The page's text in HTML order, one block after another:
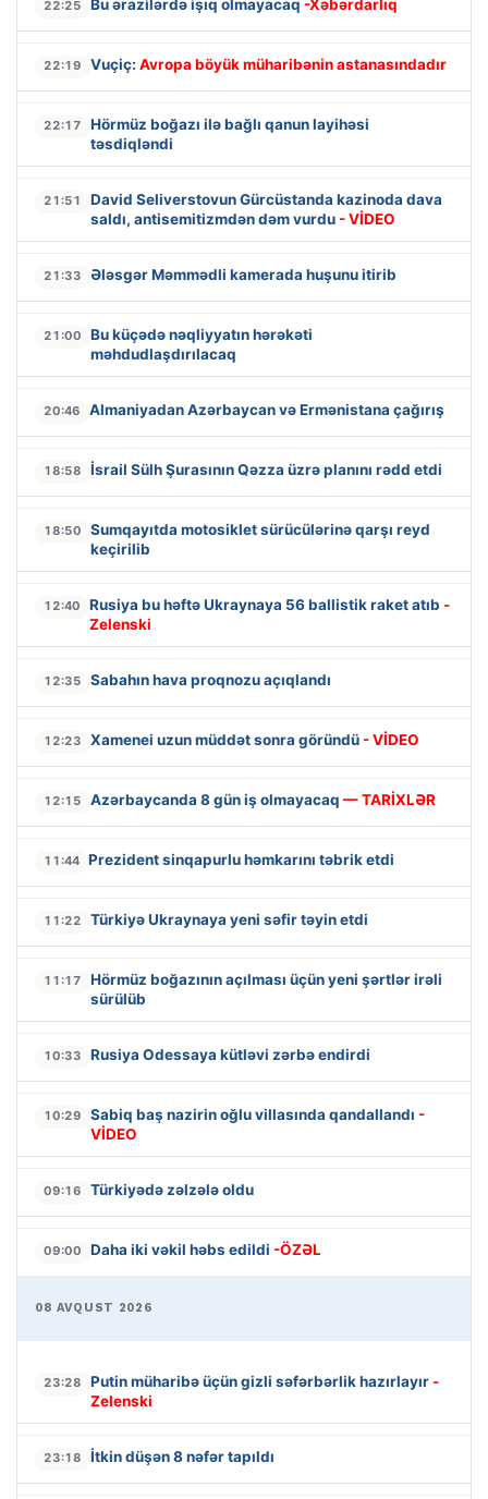
22:25 Bu ərazilərdə işıq olmayacaq -Xəbərdarlıq
22:19 Vuçiç: Avropa böyük müharibənin astanasındadır
22:17
Hörmüz boğazı ilə bağlı qanun layihəsi
təsdiqləndi
21:51
David Seliverstovun Gürcüstanda kazinoda dava
saldı, antisemitizmdən dəm vurdu - VİDEO
21:33 Ələsgər Məmmədli kamerada huşunu itirib
21:00
Bu küçədə nəqliyyatın hərəkəti
məhdudlaşdırılacaq
20:46 Almaniyadan Azərbaycan və Ermənistana çağırış
18:58 İsrail Sülh Şurasının Qəzza üzrə planını rədd etdi
18:50
Sumqayıtda motosiklet sürücülərinə qarşı reyd
keçirilib
12:40 Rusiya bu həftə Ukraynaya 56 ballistik raket atıb -
Zelenski
12:35 Sabahın hava proqnozu açıqlandı
12:23 Xamenei uzun müddət sonra göründü - VİDEO
12:15 Azərbaycanda 8 gün iş olmayacaq — TARİXLƏR
11:44 Prezident sinqapurlu həmkarını təbrik etdi
11:22 Türkiyə Ukraynaya yeni səfir təyin etdi
11:17
Hörmüz boğazının açılması üçün yeni şərtlər irəli
sürülüb
10:33 Rusiya Odessaya kütləvi zərbə endirdi
10:29 Sabiq baş nazirin oğlu villasında qandallandı -
VİDEO
09:16 Türkiyədə zəlzələ oldu
09:00 Daha iki vəkil həbs edildi -ÖZƏL
08 AVQUST 2026
23:28 Putin müharibə üçün gizli səfərbərlik hazırlayır -
Zelenski
23:18 İtkin düşən 8 nəfər tapıldı